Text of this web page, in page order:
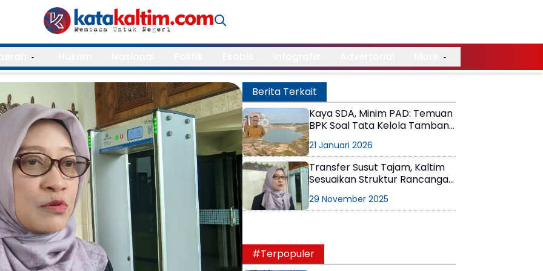
Berita Terkait
Kaya SDA, Minim PAD: Temuan
BPK Soal Tata Kelola Tambang
21 Januari 2026
Transfer Susut Tajam, Kaltim
Sesuaikan Struktur Rancangan
29 November 2025
#Terpopuler